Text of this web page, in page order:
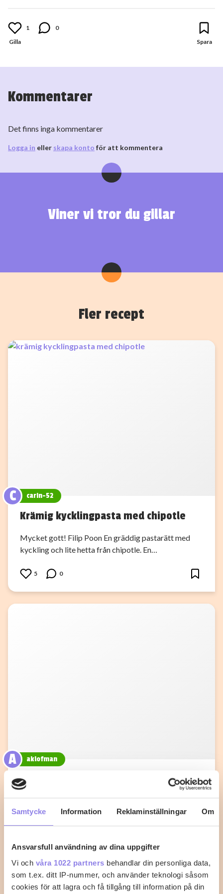
Samtycke Information Reklaminställningar Om
Ansvarsfull användning av dina uppgifter
Vi och våra 1022 partners behandlar din personliga data,
som t.ex. ditt IP-nummer, och använder teknologi såsom
cookies för att lagra och få tillgång till information på din
1 0
Kommentarer
Det finns inga kommentarer
Logga in eller skapa konto för att kommentera
Viner vi tror du gillar
Fler recept
C carin-52
Krämig kycklingpasta med chipotle
Mycket gott! Filip Poon En gräddig pastarätt med
kyckling och lite hetta från chipotle. En…
5 0
A aklofman
Baconlindad kyckling med sweet
chilisås
Sätt ugnen på 225°C. Salta och peppra
kycklingfiléerna lite grand och vira sedan baconskivor
7 0